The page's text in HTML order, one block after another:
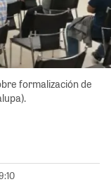
formalización de